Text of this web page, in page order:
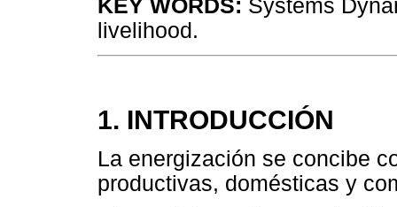
KEY WORDS: Systems
livelihood.
1. INTRODUCCIÓN
La energización se concibe
productivas, domésticas y